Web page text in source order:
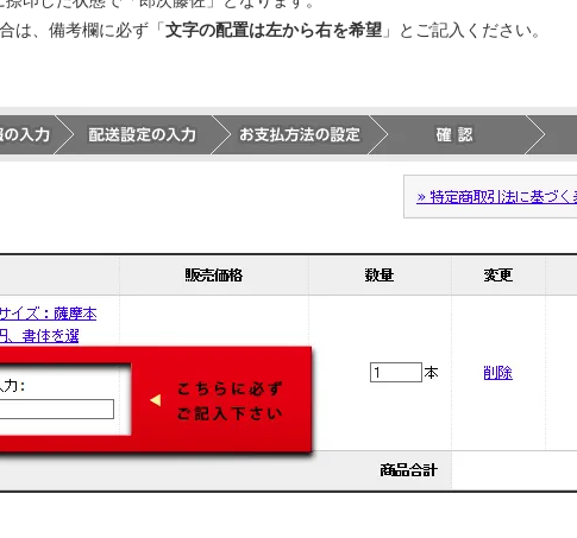
は、備考欄に必ず「文字の配置は左から右を希望 」とご記入ください。